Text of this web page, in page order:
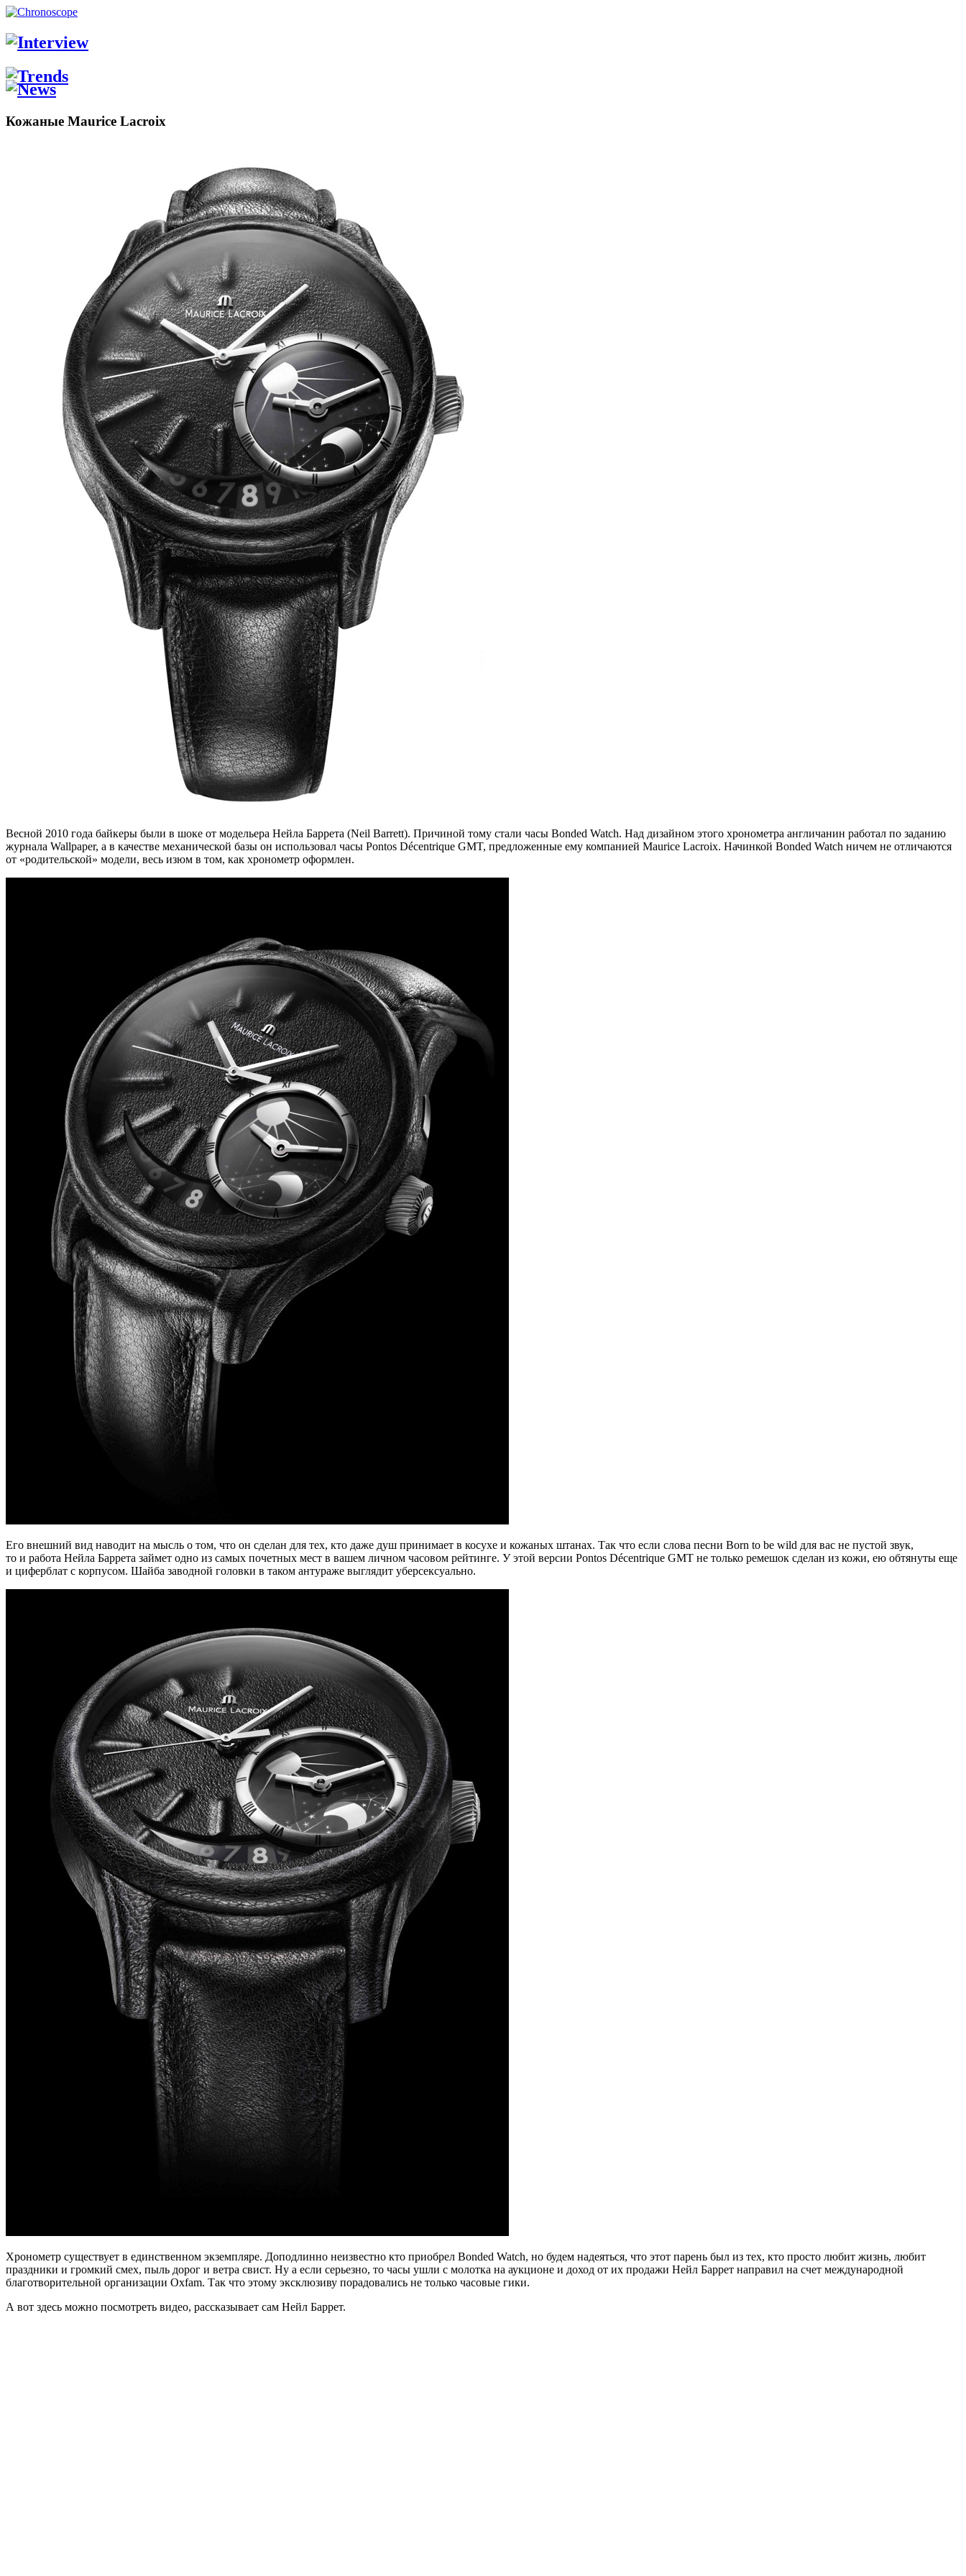
Кожаные Maurice Lacroix
Весной 2010 года байкеры были в шоке от модельера Нейла Баррета (Neil Barrett). Причиной тому стали часы Bonded Watch. Над дизайном этого хронометра англичанин работал по заданию
журнала Wallpaper, а в качестве механической базы он использовал часы Pontos Décentrique GMT, предложенные ему компанией Maurice Lacroix. Начинкой Bonded Watch ничем не отличаются
от «родительской» модели, весь изюм в том, как хронометр оформлен.
Его внешний вид наводит на мысль о том, что он сделан для тех, кто даже душ принимает в косухе и кожаных штанах. Так что если слова песни Born to be wild для вас не пустой звук,
то и работа Нейла Баррета займет одно из самых почетных мест в вашем личном часовом рейтинге. У этой версии Pontos Décentrique GMT не только ремешок сделан из кожи, ею обтянуты еще
и циферблат с корпусом. Шайба заводной головки в таком антураже выглядит уберсексуально.
Хронометр существует в единственном экземпляре. Доподлинно неизвестно кто приобрел Bonded Watch, но будем надеяться, что этот парень был из тех, кто просто любит жизнь, любит
праздники и громкий смех, пыль дорог и ветра свист. Ну а если серьезно, то часы ушли с молотка на аукционе и доход от их продажи Нейл Баррет направил на счет международной
благотворительной организации Oxfam. Так что этому эксклюзиву порадовались не только часовые гики.
А вот здесь можно посмотреть видео, рассказывает сам Нейл Баррет.